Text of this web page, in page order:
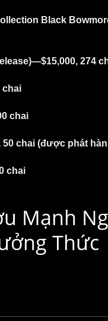
Black
274
chai
chai
50 chai (được phát
chai
Mạnh
Thức